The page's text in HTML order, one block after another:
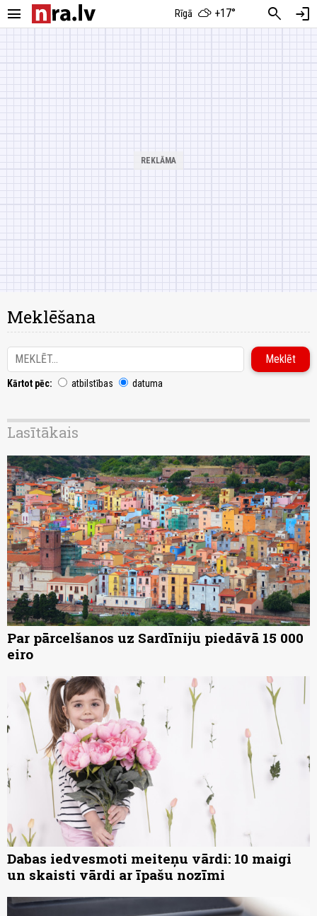
menu Rīgā +17° search login
Meklēšana
Kārtot pēc: atbilstības datuma
Lasītākais
Par pārcelšanos uz Sardīniju piedāvā 15 000
eiro
Dabas iedvesmoti meiteņu vārdi: 10 maigi
un skaisti vārdi ar īpašu nozīmi